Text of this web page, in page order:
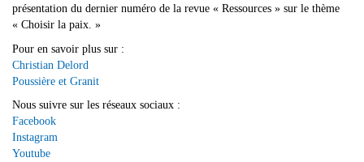
présentation du dernier numéro de la revue « Ressources » sur le thème
« Choisir la paix. »
Pour en savoir plus sur :
Christian Delord
Poussière et Granit
Nous suivre sur les réseaux sociaux :
Facebook
Instagram
Youtube